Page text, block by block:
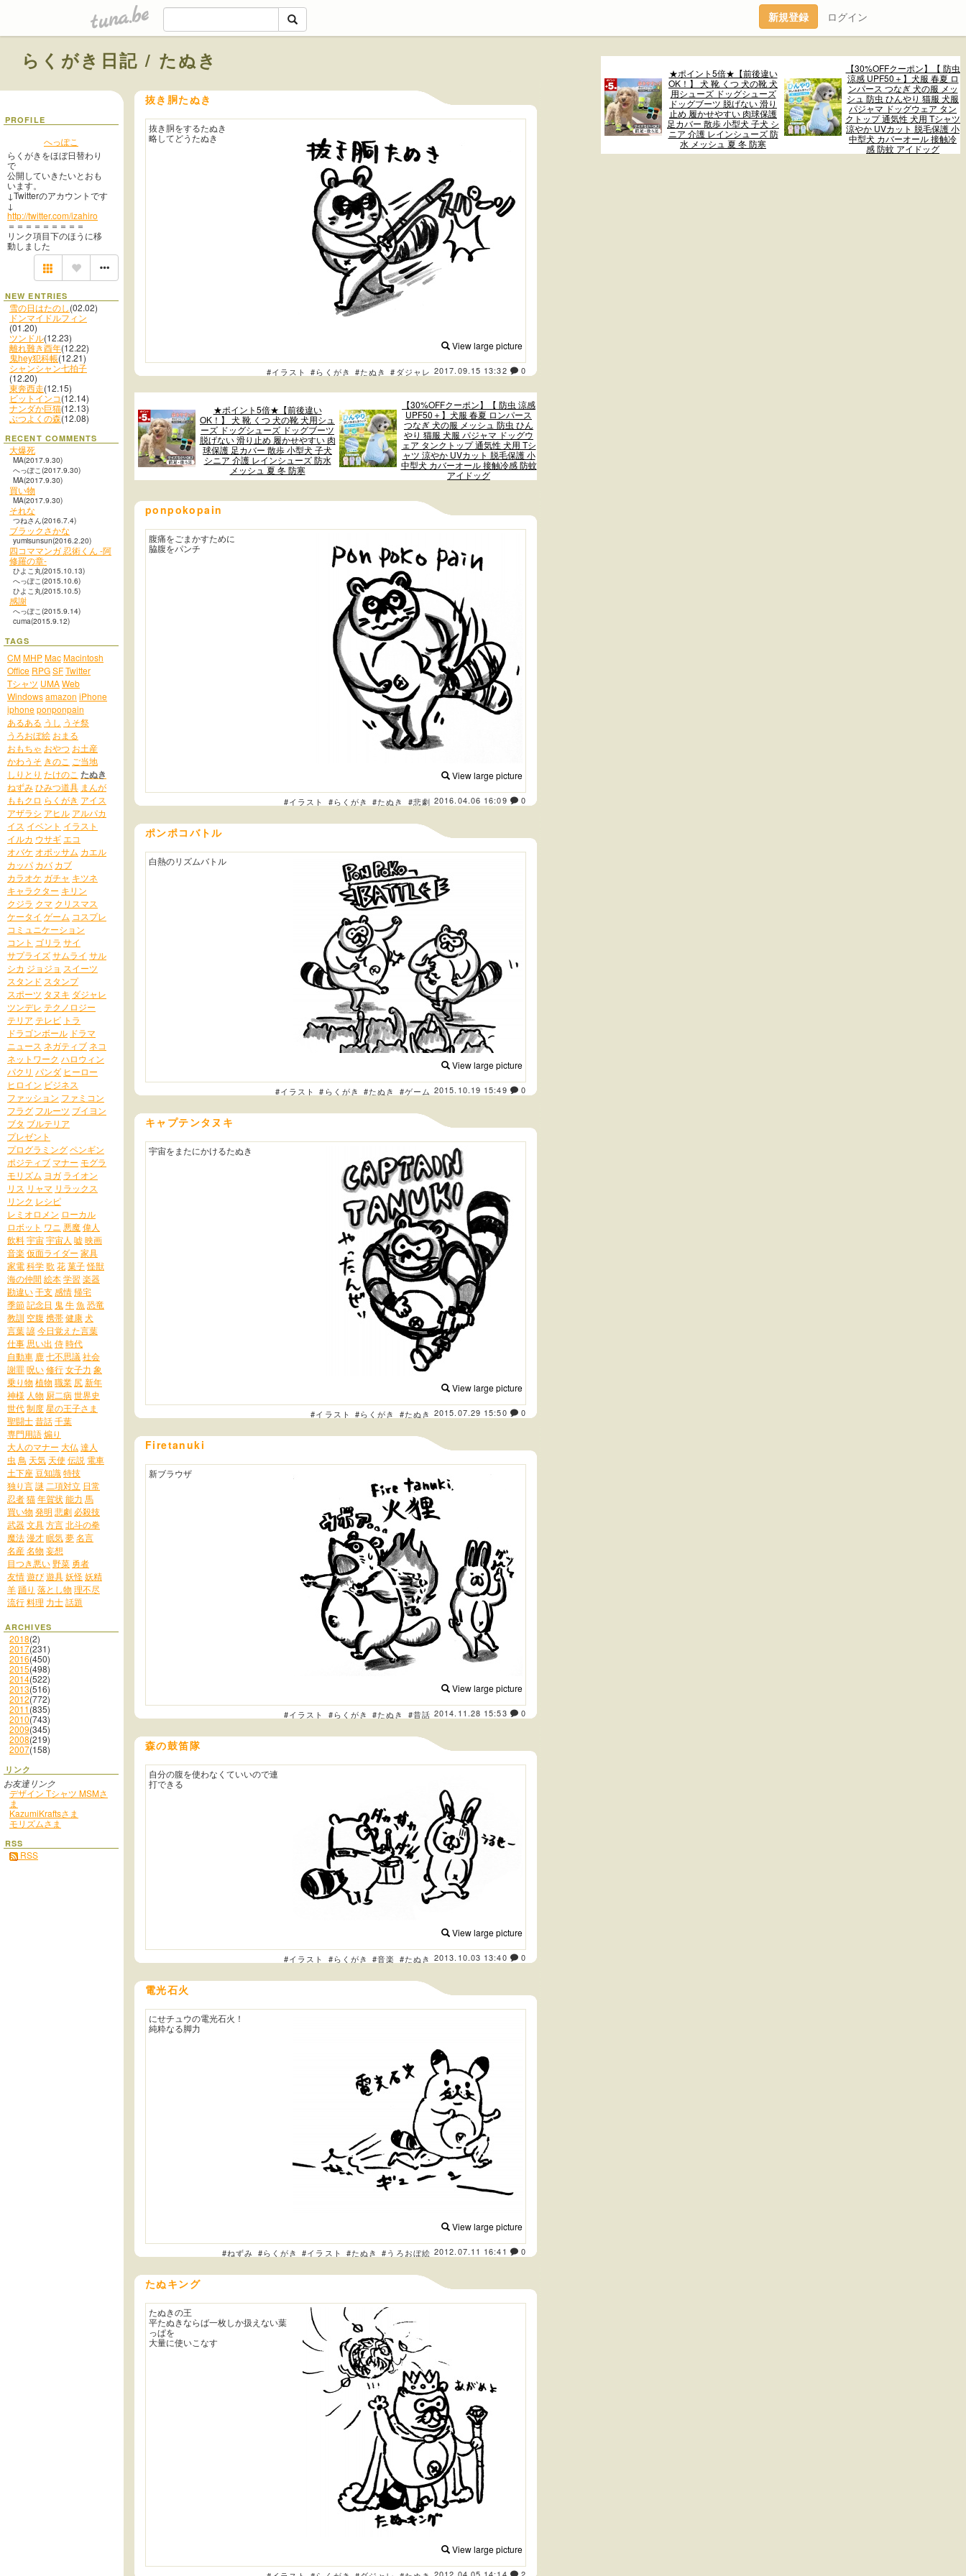
tuna.be 新規登録 ログイン
★ポイント5倍★【前後違い
OK！】 犬 靴 くつ 犬の靴 犬
用シューズ ドッグシューズ
ドッグブーツ 脱げない 滑り
止め 履かせやすい 肉球保護
足カバー 散歩 小型犬 子犬 シ
ニア 介護 レインシューズ 防
水 メッシュ 夏 冬 防寒
【30%OFFクーポン】【 防虫
涼感 UPF50＋】犬服 春夏 ロ
ンパース つなぎ 犬の服 メッ
シュ 防虫 ひんやり 猫服 犬服
パジャマ ドッグウェア タン
クトップ 通気性 犬用 Tシャツ
涼やか UVカット 脱毛保護 小
中型犬 カバーオール 接触冷
感 防蚊 アイドッグ
らくがき日記 / たぬき
PROFILE
へっぽこ
らくがきをほぼ日替わり
で
公開していきたいとおも
います。
↓Twitterのアカウントです
↓
http://twitter.com/izahiro
＝＝＝＝＝＝＝＝＝
リンク項目下のほうに移
動しました
NEW ENTRIES
雪の日はたのし(02.02)
ドンマイドルフィン
(01.20)
ツンドル(12.23)
離れ難き酉年(12.22)
鬼hey犯科帳(12.21)
シャンシャン七拍子
(12.20)
東奔西走(12.15)
ビットインコ(12.14)
ナンダか巨猫(12.13)
ぶつよくの森(12.08)
RECENT COMMENTS
大爆死
MA(2017.9.30)
へっぽこ(2017.9.30)
MA(2017.9.30)
買い物
MA(2017.9.30)
それな
つねさん(2016.7.4)
ブラックさかな
yumisunsun(2016.2.20)
四コママンガ 忍術くん -阿
修羅の章-
ひよこ丸(2015.10.13)
へっぽこ(2015.10.6)
ひよこ丸(2015.10.5)
感謝
へっぽこ(2015.9.14)
cuma(2015.9.12)
TAGS
CMMHPMacMacintosh
Office RPGSFTwitter
Tシャツ UMAWeb
Windowsamazon iPhone
iphoneponponpain
あるある うし うそ祭
うろおぼ絵 おまる
おもちゃ おやつ お土産
かわうそ きのこ ご当地
しりとり たけのこ たぬき
ねずみひみつ道具 まんが
ももクロ らくがき アイス
アザラシ アヒル アルパカ
イス イベント イラスト
イルカ ウサギ エコ
オバケ オポッサム カエル
カッパ カバ カブ
カラオケ ガチャ キツネ
キャラクター キリン
クジラ クマ クリスマス
ケータイ ゲーム コスプレ
コミュニケーション
コント ゴリラ サイ
サプライズサムライ サル
シカ ジョジョ スイーツ
スタンド スタンプ
スポーツ タヌキ ダジャレ
ツンデレ テクノロジー
テリア テレビ トラ
ドラゴンボール ドラマ
ニュース ネガティブ ネコ
ネットワーク ハロウィン
パクリ パンダ ヒーロー
ヒロイン ビジネス
ファッション ファミコン
フラグ フルーツ ブイヨン
ブタ ブルテリア
プレゼント
プログラミングペンギン
ポジティブ マナー モグラ
モリズム ヨガ ライオン
リス リャマ リラックス
リンク レシピ
レミオロメン ローカル
ロボット ワニ 悪魔偉人
飲料宇宙宇宙人 嘘映画
音楽仮面ライダー 家具
家電科学歌 花菓子怪獣
海の仲間 絵本学習 楽器
勘違い干支 感情 帰宅
季節記念日 鬼牛魚 恐竜
教訓 空腹 携帯健康犬
言葉諺今日覚えた言葉
仕事 思い出 侍時代
自動車 鹿七不思議 社会
謝罪呪い修行女子力 象
乗り物 植物 職業 尻新年
神様 人物 厨二病世界史
世代制度星の王子さま
聖闘士昔話千葉
専門用語煽り
大人のマナー 大仏 達人
虫 鳥 天気 天使 伝説 電車
土下座 豆知識特技
独り言謎 二項対立 日常
忍者猫年賀状能力 馬
買い物 発明 悲劇 必殺技
武器文具方言北斗の拳
魔法漫才眠気夢名言
名産名物 妄想
目つき悪い野菜 勇者
友情遊び遊具妖怪妖精
羊踊り 落とし物 理不尽
流行料理 力士話題
ARCHIVES
2018(2)
2017(231)
2016(450)
2015(498)
2014(522)
2013(516)
2012(772)
2011(835)
2010(743)
2009(345)
2008(219)
2007(158)
リンク
お友達リンク
デザイン Tシャツ MSMさ
ま
KazumiKraftsさま
モリズムさま
RSS
RSS
抜き胴たぬき
View large picture
抜き胴をするたぬき
略してどうたぬき
#イラスト #らくがき #たぬき #ダジャレ 2017.09.15 13:32 0
★ポイント5倍★【前後違い
OK！】 犬 靴 くつ 犬の靴 犬用シュ
ーズ ドッグシューズ ドッグブーツ
脱げない 滑り止め 履かせやすい 肉
球保護 足カバー 散歩 小型犬 子犬
シニア 介護 レインシューズ 防水
メッシュ 夏 冬 防寒
【30%OFFクーポン】【 防虫 涼感
UPF50＋】犬服 春夏 ロンパース
つなぎ 犬の服 メッシュ 防虫 ひん
やり 猫服 犬服 パジャマ ドッグウ
ェア タンクトップ 通気性 犬用 Tシ
ャツ 涼やか UVカット 脱毛保護 小
中型犬 カバーオール 接触冷感 防蚊
アイドッグ
ponpokopain
View large picture
腹痛をごまかすために
脇腹をパンチ
#イラスト #らくがき #たぬき #悲劇 2016.04.06 16:09 0
ポンポコバトル
View large picture
白熱のリズムバトル
#イラスト #らくがき #たぬき #ゲーム 2015.10.19 15:49 0
キャプテンタヌキ
View large picture
宇宙をまたにかけるたぬき
#イラスト #らくがき #たぬき 2015.07.29 15:50 0
Firetanuki
View large picture
新ブラウザ
#イラスト #らくがき #たぬき #昔話 2014.11.28 15:53 0
森の鼓笛隊
View large picture
自分の腹を使わなくていいので連
打できる
#イラスト #らくがき #音楽 #たぬき 2013.10.03 13:40 0
電光石火
View large picture
にせチュウの電光石火！
純粋なる脚力
#ねずみ #らくがき #イラスト #たぬき #うろおぼ絵 2012.07.11 16:41 0
たぬキング
View large picture
たぬきの王
平たぬきならば一枚しか扱えない葉
っぱを
大量に使いこなす